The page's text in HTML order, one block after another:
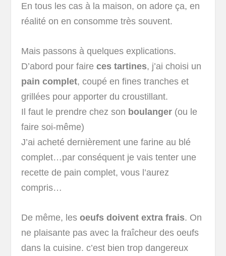
En tous les cas à la maison, on adore ça, en
réalité on en consomme très souvent.
Mais passons à quelques explications.
D’abord pour faireces tartines, j’ai choisi un
pain complet, coupé en fines tranches et
grillées pour apporter du croustillant.
Il faut le prendre chez son boulanger (ou le
faire soi-même)
J’ai acheté dernièrement une farine au blé
complet…par conséquent je vais tenter une
recette de pain complet, vous l’aurez
compris…
De même, lesoeufs doivent extra frais. On
ne plaisante pas avec la fraîcheur des oeufs
dans la cuisine. c’est bien trop dangereux